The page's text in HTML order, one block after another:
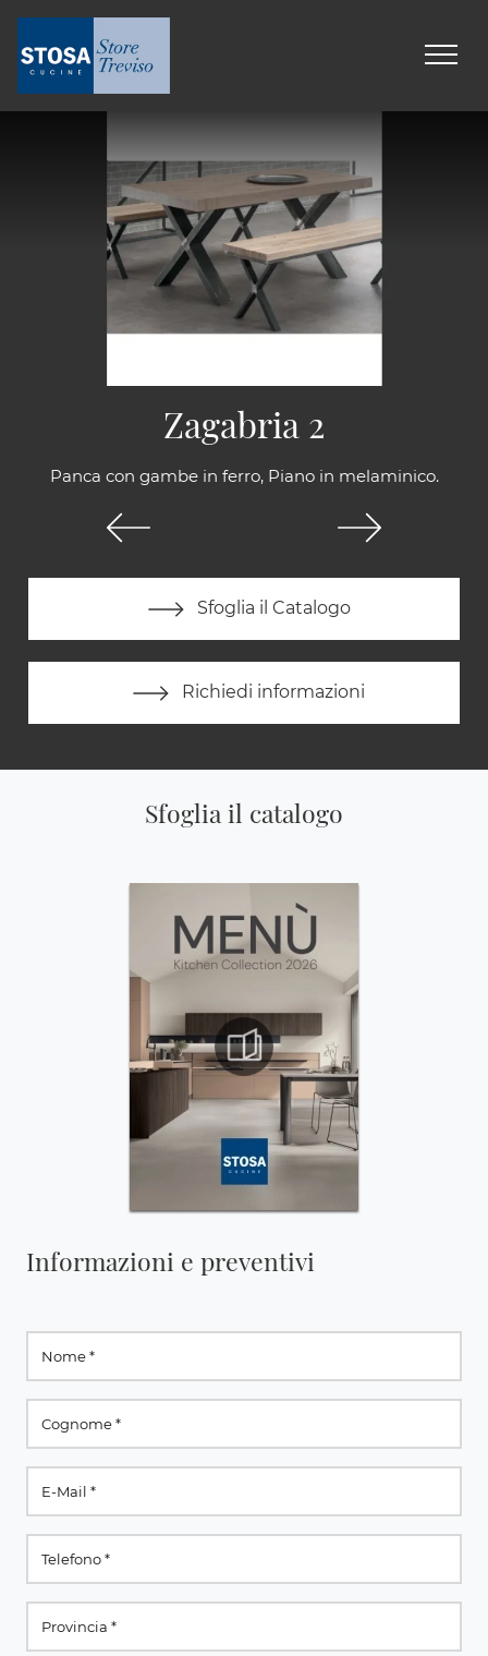
Panca con gambe in ferro, Piano in melaminico.
Sfoglia il Catalogo
Richiedi informazioni
Zagabria 2
Sfoglia il catalogo
Informazioni e preventivi